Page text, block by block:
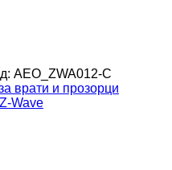
AEO_ZWA012-C
врати и прозорци
Z-Wave